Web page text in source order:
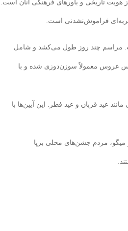
هویت تاریخی و باورهای فرهنگی آنان است.
فراموش‌نشدنی است.
مراسم چند روز طول می‌کشد و شامل
عروس معمولاً سوزن‌دوزی شده و با
عید قربان و عید فطر. این آیین‌ها با
مردم جشن‌های محلی برپا